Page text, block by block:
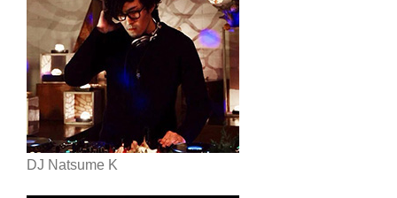
DJ Natsume K